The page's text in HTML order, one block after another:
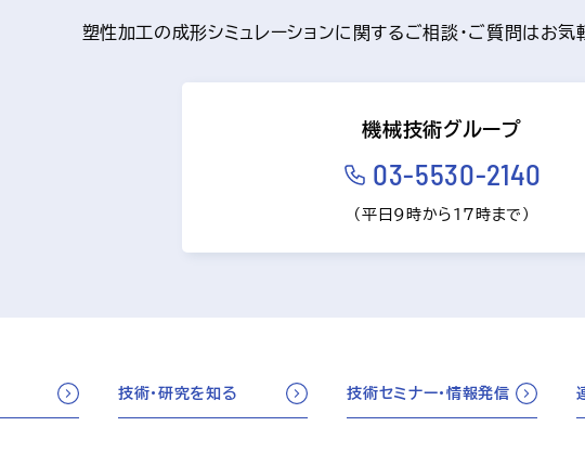
塑性加工の成形シミュレーションに関するご相談・ご質問はお気
機械技術グループ
03-5530-2140
（平日9時から17時まで）
技術・研究を知る 技術セミナー・情報発信